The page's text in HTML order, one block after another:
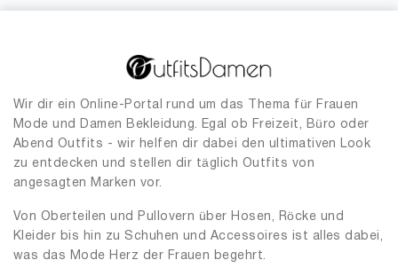
Wir dir ein Online-Portal rund um das Thema für Frauen
Mode und Damen Bekleidung. Egal ob Freizeit, Büro oder
Abend Outfits - wir helfen dir dabei den ultimativen Look
zu entdecken und stellen dir täglich Outfits von
angesagten Marken vor.
Von Oberteilen und Pullovern über Hosen, Röcke und
Kleider bis hin zu Schuhen und Accessoires ist alles dabei,
was das Mode Herz der Frauen begehrt.